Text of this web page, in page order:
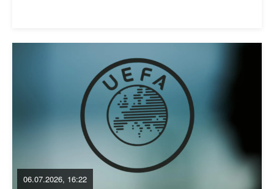
06.07.2026, 16:22